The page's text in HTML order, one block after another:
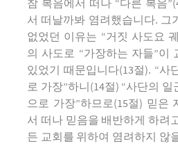
참 복음에서 떠나 “다른 복음
서 떠날까봐 염려했습니다. 그
없었던 이유는 “거짓 사도요
의 사도로 “가장하는 자들”이
있었기 때문입니다(13절). “사
로 가장”하니(14절) “사단의
으로 가장”하므로(15절) 믿은
서 떠나 믿음을 배반하게 하려
든 교회를 위하여 염려하지 않